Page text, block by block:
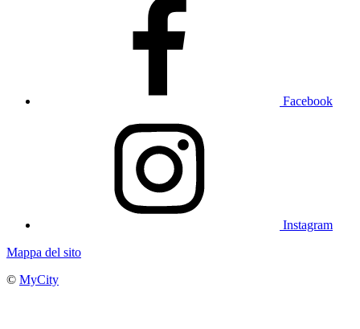
Facebook
Instagram
Mappa del sito
© MyCity